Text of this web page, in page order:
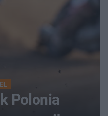
Polonia